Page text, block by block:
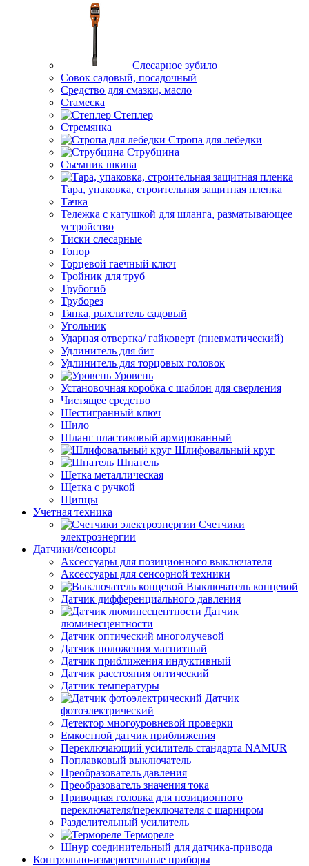
Слесарное зубило
Совок садовый, посадочный
Средство для смазки, масло
Стамеска
Степлер
Стремянка
Стропа для лебедки
Струбцина
Съемник шкива
Тара, упаковка, строительная защитная пленка
Тачка
Тележка с катушкой для шланга, разматывающее
устройство
Тиски слесарные
Топор
Торцевой гаечный ключ
Тройник для труб
Трубогиб
Труборез
Тяпка, рыхлитель садовый
Угольник
Ударная отвертка/ гайковерт (пневматический)
Удлинитель для бит
Удлинитель для торцовых головок
Уровень
Установочная коробка с шаблон для сверления
Чистящее средство
Шестигранный ключ
Шило
Шланг пластиковый армированный
Шлифовальный круг
Шпатель
Щетка металлическая
Щетка с ручкой
Щипцы
Учетная техника
Счетчики
электроэнергии
Датчики/сенсоры
Аксессуары для позиционного выключателя
Аксессуары для сенсорной техники
Выключатель концевой
Датчик дифференциального давления
Датчик
люминесцентности
Датчик оптический многолучевой
Датчик положения магнитный
Датчик приближения индуктивный
Датчик расстояния оптический
Датчик температуры
Датчик
фотоэлектрический
Детектор многоуровневой проверки
Емкостной датчик приближения
Переключающий усилитель стандарта NAMUR
Поплавковый выключатель
Преобразователь давления
Преобразователь значения тока
Приводная головка для позиционного
переключателя/переключателя с шарниром
Разделительный усилитель
Термореле
Шнур соединительный для датчика-привода
Контрольно-измерительные приборы